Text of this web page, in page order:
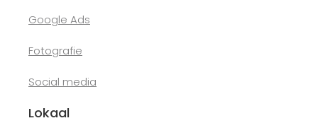
Google Ads
Fotografie
Social media
Lokaal